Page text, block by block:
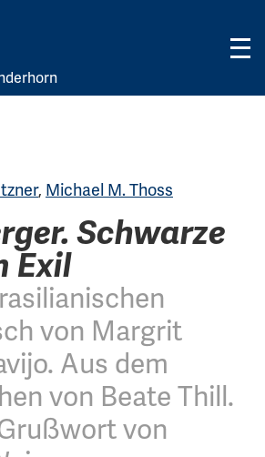
, Michael M. Thoss
Schwarze
Exil
von Margrit
Aus dem
von Beate Thill.
von